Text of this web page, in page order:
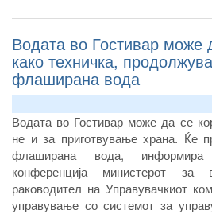
Водата во Гостивар може
како техничка,
флаширана вода
Водата во Гостивар може да се
не и за приготвување храна. Ќе
флаширана вода,
конференција министерот
раководител на Управувачкиот
управување со системот за